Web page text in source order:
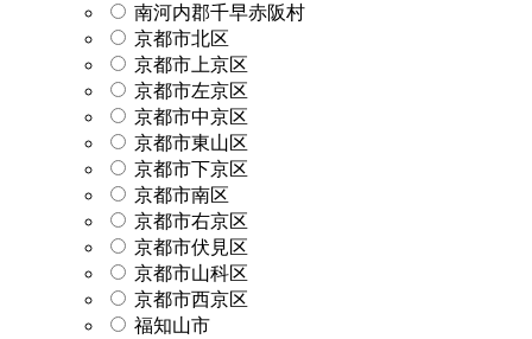
南河内郡千早赤阪村
京都市北区
京都市上京区
京都市左京区
京都市中京区
京都市東山区
京都市下京区
京都市南区
京都市右京区
京都市伏見区
京都市山科区
京都市西京区
福知山市